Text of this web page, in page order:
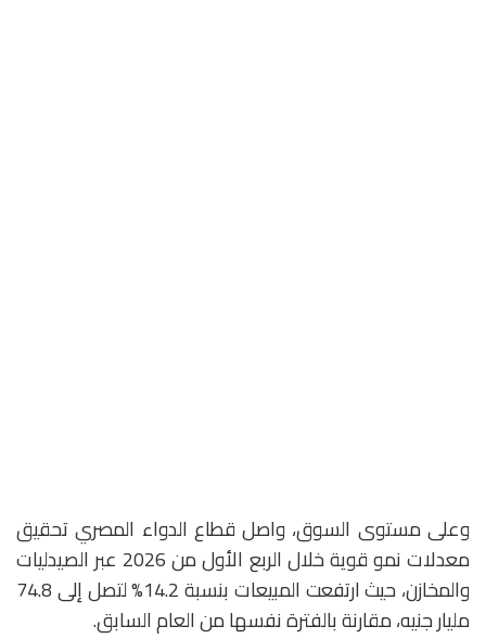
وعلى مستوى السوق، واصل قطاع الدواء المصري تحقيق
معدلات نمو قوية خلال الربع الأول من 2026 عبر الصيدليات
والمخازن، حيث ارتفعت المبيعات بنسبة 14.2% لتصل إلى 74.8
مليار جنيه، مقارنة بالفترة نفسها من العام السابق.